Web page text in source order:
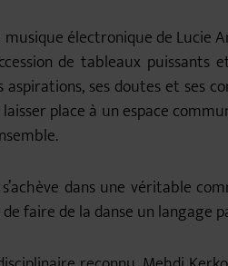
électronique de Lucie
de tableaux
aspirations, ses doutes et ses
laisser place à un espace
dans une véritable
faire de la danse un langage